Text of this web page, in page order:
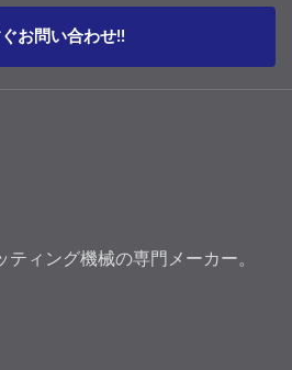
お問い合わせ!!
ィング機械の専門メーカー。